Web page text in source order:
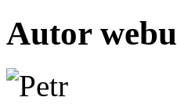
Autor webu